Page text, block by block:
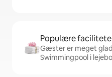
Populære
Gæster er meget
Swimmingpool i